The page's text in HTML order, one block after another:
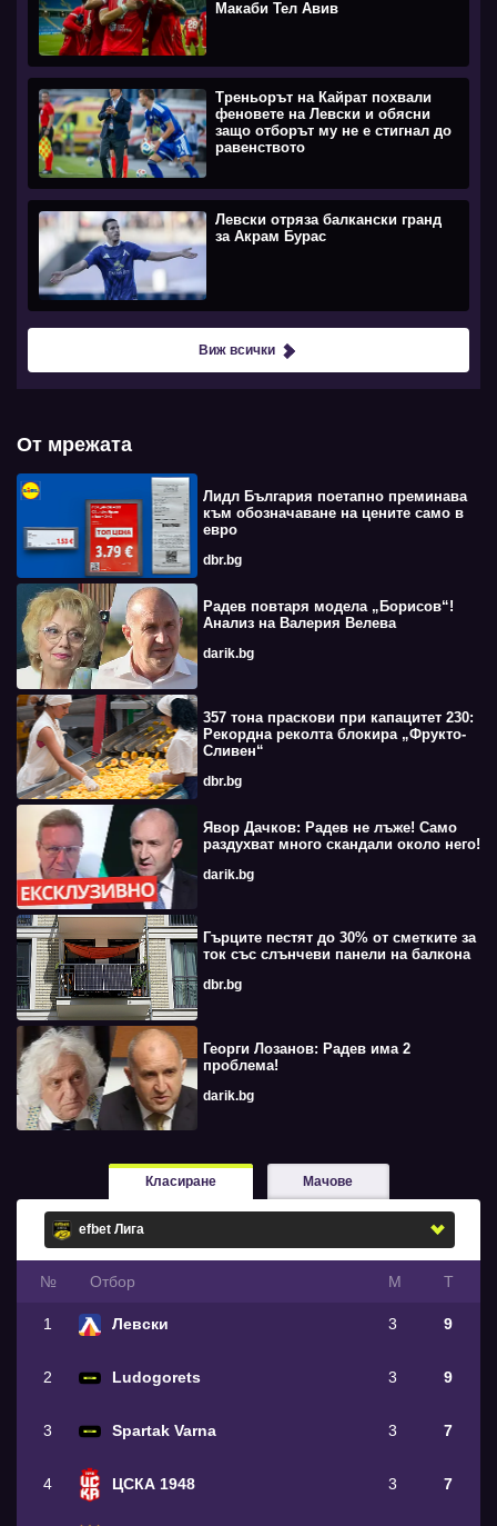
Макаби Тел Авив
Треньорът на Кайрат похвали
феновете на Левски и обясни
защо отборът му не е стигнал до
равенството
Левски отряза балкански гранд
за Акрам Бурас
Виж всички
От мрежата
Лидл България поетапно преминава
към обозначаване на цените само в
евро
dbr.bg
Радев повтаря модела „Борисов“!
Анализ на Валерия Велева
darik.bg
357 тона праскови при капацитет 230:
Рекордна реколта блокира „Фрукто-
Сливен“
dbr.bg
Явор Дачков: Радев не лъже! Само
раздухват много скандали около него!
darik.bg
Гърците пестят до 30% от сметките за
ток със слънчеви панели на балкона
dbr.bg
Георги Лозанов: Радев има 2
проблема!
darik.bg
Класиране Мачове
№ Oтбор М Т
1 Левски 3 9
2 Ludogorets 3 9
3 Spartak Varna 3 7
4 ЦСКА 1948 3 7